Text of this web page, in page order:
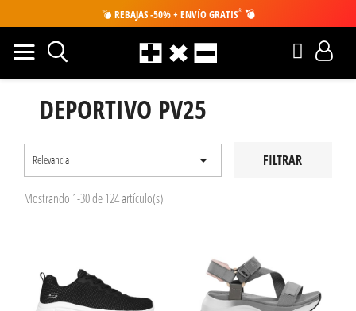
💣 REBAJAS -50% + ENVÍO GRATIS* 💣
DEPORTIVO PV25
Relevancia  FILTRAR
Mostrando 1-30 de 124 artículo(s)